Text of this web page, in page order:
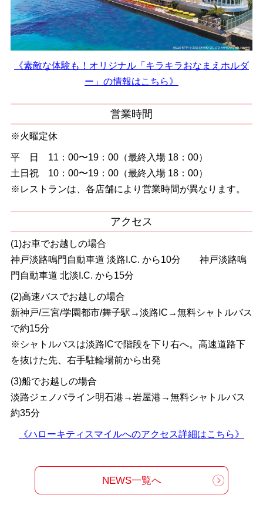
《素敵な体験も！オリジナル「キラキラおなまえホルダ
ー」の情報はこちら》
営業時間
※火曜定休
平 日 11：00〜19：00（最終入場 18：00）
土日祝 10：00〜19：00（最終入場 18：00）
※レストランは、各店舗により営業時間が異なります。
アクセス
(1)お車でお越しの場合
神戸淡路鳴門自動車道 淡路I.C. から10分 神戸淡路鳴
門自動車道 北淡I.C. から15分
(2)高速バスでお越しの場合
新神戸/三宮/学園都市/舞子駅→淡路IC→無料シャトルバス
で約15分
※シャトルバスは淡路ICで階段を下り右へ。高速道路下
を抜けた先、右手駐輪場前から出発
(3)船でお越しの場合
淡路ジェノバライン明石港→岩屋港→無料シャトルバス
約35分
《ハローキティスマイルへのアクセス詳細はこちら》
NEWS一覧へ